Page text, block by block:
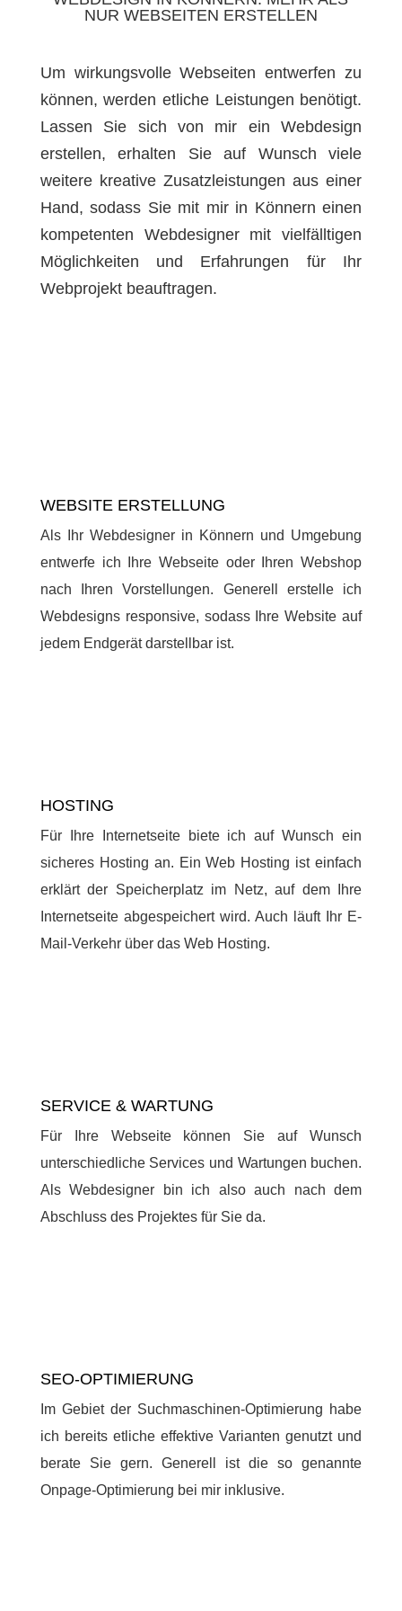
NUR WEBSEITEN ERSTELLEN
Um wirkungsvolle Webseiten entwerfen zu
können, werden etliche Leistungen benötigt.
Lassen Sie sich von mir ein Webdesign
erstellen, erhalten Sie auf Wunsch viele
weitere kreative Zusatzleistungen aus einer
Hand, sodass Sie mit mir in Könnern einen
kompetenten Webdesigner mit vielfälltigen
Möglichkeiten und Erfahrungen für Ihr
Webprojekt beauftragen.
WEBSITE ERSTELLUNG
Als Ihr Webdesigner in Könnern und Umgebung
entwerfe ich Ihre Webseite oder Ihren Webshop
nach Ihren Vorstellungen. Generell erstelle ich
Webdesigns responsive, sodass Ihre Website auf
jedem Endgerät darstellbar ist.
HOSTING
Für Ihre Internetseite biete ich auf Wunsch ein
sicheres Hosting an. Ein Web Hosting ist einfach
erklärt der Speicherplatz im Netz, auf dem Ihre
Internetseite abgespeichert wird. Auch läuft Ihr E-
Mail-Verkehr über das Web Hosting.
SERVICE & WARTUNG
Für Ihre Webseite können Sie auf Wunsch
unterschiedliche Services und Wartungen buchen.
Als Webdesigner bin ich also auch nach dem
Abschluss des Projektes für Sie da.
SEO-OPTIMIERUNG
Im Gebiet der Suchmaschinen-Optimierung habe
ich bereits etliche effektive Varianten genutzt und
berate Sie gern. Generell ist die so genannte
Onpage-Optimierung bei mir inklusive.